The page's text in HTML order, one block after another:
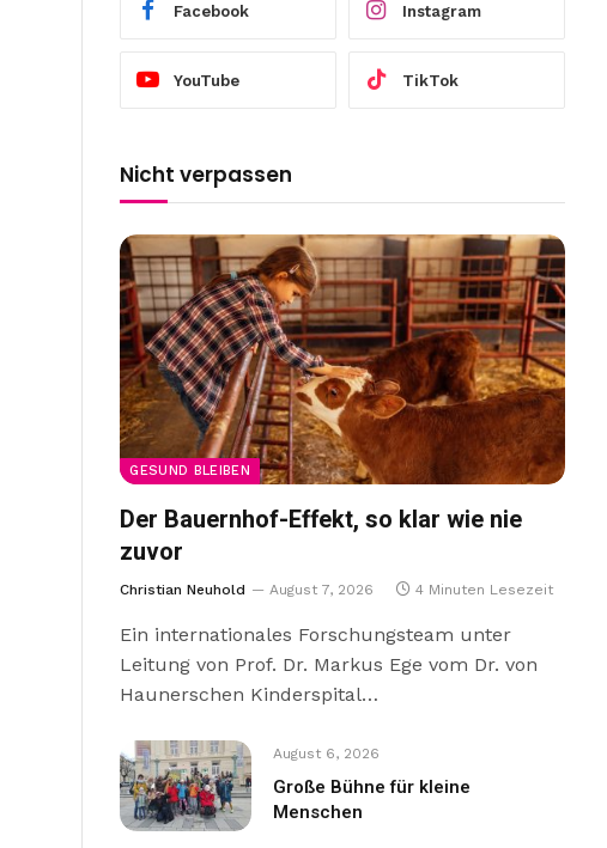
Facebook Instagram
YouTube TikTok
Nicht verpassen
GESUND BLEIBEN
Der Bauernhof-Effekt, so klar wie nie
zuvor
Christian Neuhold August 7, 2026 4 Minuten Lesezeit
Ein internationales Forschungsteam unter
Leitung von Prof. Dr. Markus Ege vom Dr. von
Haunerschen Kinderspital…
August 6, 2026
Große Bühne für kleine
Menschen